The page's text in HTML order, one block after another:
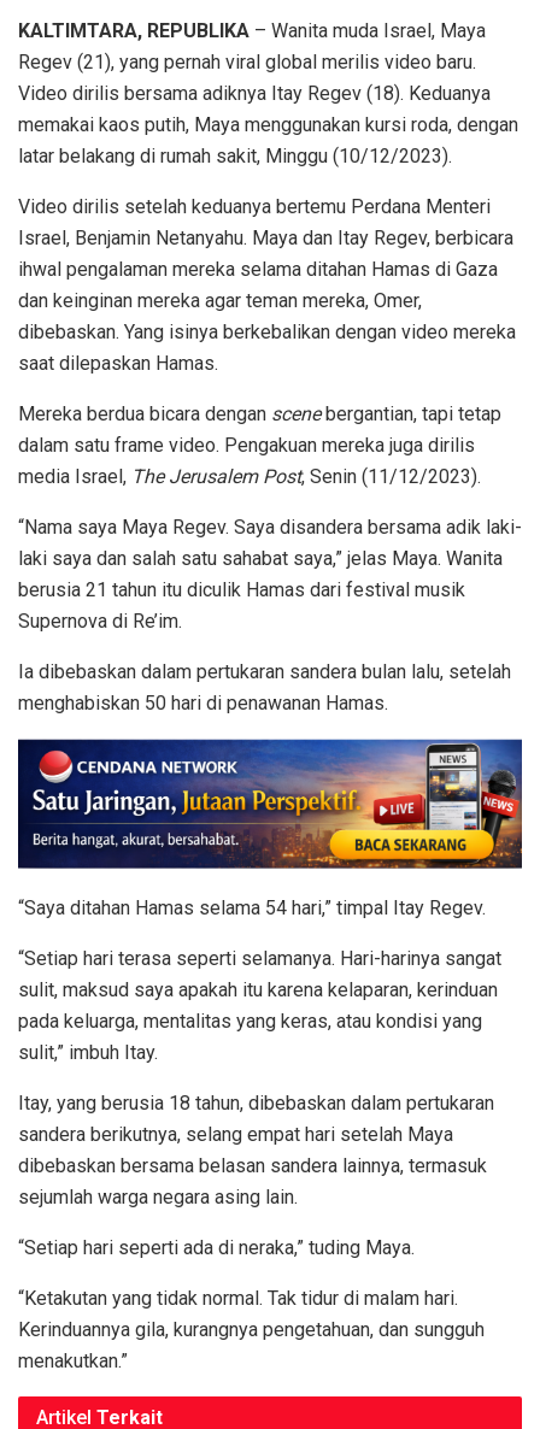
KALTIMTARA, REPUBLIKA – Wanita muda Israel, Maya
Regev (21), yang pernah viral global merilis video baru.
Video dirilis bersama adiknya Itay Regev (18). Keduanya
memakai kaos putih, Maya menggunakan kursi roda, dengan
latar belakang di rumah sakit, Minggu (10/12/2023).
Video dirilis setelah keduanya bertemu Perdana Menteri
Israel, Benjamin Netanyahu. Maya dan Itay Regev, berbicara
ihwal pengalaman mereka selama ditahan Hamas di Gaza
dan keinginan mereka agar teman mereka, Omer,
dibebaskan. Yang isinya berkebalikan dengan video mereka
saat dilepaskan Hamas.
Mereka berdua bicara dengan scenebergantian, tapi tetap
dalam satu frame video. Pengakuan mereka juga dirilis
media Israel, The Jerusalem Post, Senin (11/12/2023).
“Nama saya Maya Regev. Saya disandera bersama adik laki-
laki saya dan salah satu sahabat saya,” jelas Maya. Wanita
berusia 21 tahun itu diculik Hamas dari festival musik
Supernova di Re’im.
Ia dibebaskan dalam pertukaran sandera bulan lalu, setelah
menghabiskan 50 hari di penawanan Hamas.
“Saya ditahan Hamas selama 54 hari,” timpal Itay Regev.
“Setiap hari terasa seperti selamanya. Hari-harinya sangat
sulit, maksud saya apakah itu karena kelaparan, kerinduan
pada keluarga, mentalitas yang keras, atau kondisi yang
sulit,” imbuh Itay.
Itay, yang berusia 18 tahun, dibebaskan dalam pertukaran
sandera berikutnya, selang empat hari setelah Maya
dibebaskan bersama belasan sandera lainnya, termasuk
sejumlah warga negara asing lain.
“Setiap hari seperti ada di neraka,” tuding Maya.
“Ketakutan yang tidak normal. Tak tidur di malam hari.
Kerinduannya gila, kurangnya pengetahuan, dan sungguh
menakutkan.”
Artikel Terkait